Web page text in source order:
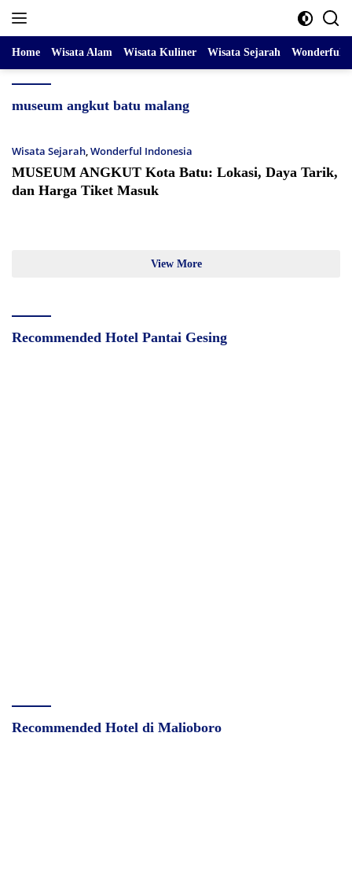
Home Wisata Alam Wisata Kuliner Wisata Sejarah Wonderful
museum angkut batu malang
Wisata Sejarah,Wonderful Indonesia
MUSEUM ANGKUT Kota Batu: Lokasi, Daya Tarik,
dan Harga Tiket Masuk
View More
Recommended Hotel Pantai Gesing
Recommended Hotel di Malioboro